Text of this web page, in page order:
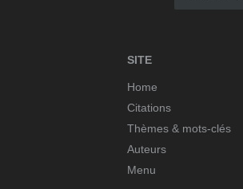
SITE
Home
Citations
Thèmes & mots-clés
Auteurs
Menu